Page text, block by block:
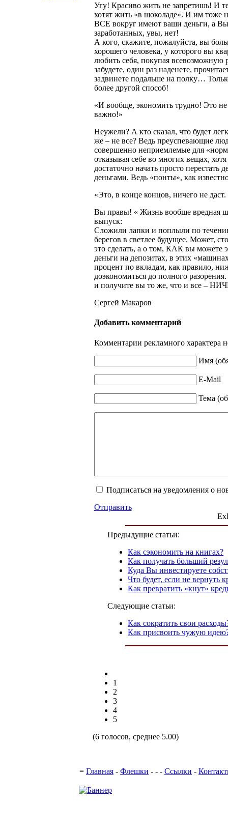
Угу! Красиво жить не запретишь! И
хотят жить «в шоколаде». И им
ВСЕ вокруг имеют ваши деньги, а
заработанных, увы, нет!
А кого, скажите, пожалуйста, вы
хорошего человека, у которого вы
любить себя, покупая всевозможную
забудете, один раз наденете,
задвинете подальше на полку…
более другой способ!
«И вообще, экономить трудно! Это
важно!»
Неужели? А кто сказал, что будет
же – не все? Ведь преуспевающие
совершенно неприемлемые для
отказывая себе во многих вещах,
достаточно начать просто
деньгами. Ведь «понты», как
«Это, в конце концов, ничего не
Вы правы! « Жизнь вообще вредная
выпуск:
Сложили лапки и поплыли по
берегов в светлее будущее. Может,
это сделать, а о том, КАК вы можете
деньги на депозитах, в этих
процент по вкладам, как правило,
доэкономиться до полного
и получите вы то же, что и все –
Сергей Макаров
Добавить комментарий
Комментарии рекламного характера
Имя
E-Mail
Тема
Подписаться на уведомления о
Отправить
Предыдущие статьи:
Как сэкономить на книгах?
Как получать больший
Куда Вы инвестируете
Что будет, если не вернуть
Как превратить «кнут»
Следующие статьи:
Как сократить свои
Как присвоить чужую
1
2
3
4
5
(6 голосов, среднее 5.00)
= Главная - Флешки - - - Ссылки -